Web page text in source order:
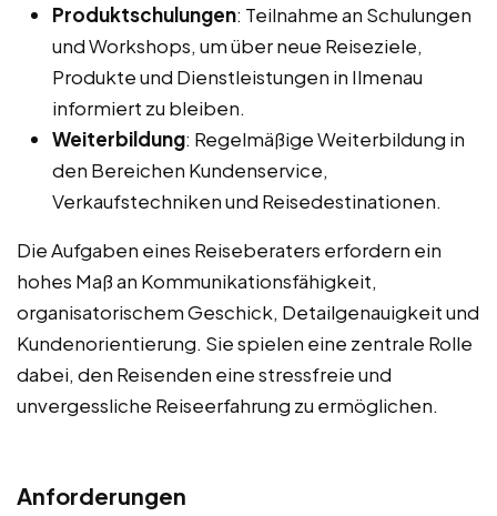
Produktschulungen: Teilnahme an Schulungen
und Workshops, um über neue Reiseziele,
Produkte und Dienstleistungen in Ilmenau
informiert zu bleiben.
Weiterbildung: Regelmäßige Weiterbildung in
den Bereichen Kundenservice,
Verkaufstechniken und Reisedestinationen.
Die Aufgaben eines Reiseberaters erfordern ein
hohes Maß an Kommunikationsfähigkeit,
organisatorischem Geschick, Detailgenauigkeit und
Kundenorientierung. Sie spielen eine zentrale Rolle
dabei, den Reisenden eine stressfreie und
unvergessliche Reiseerfahrung zu ermöglichen.
Anforderungen